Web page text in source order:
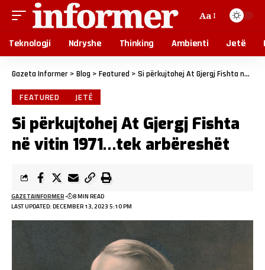
Aa
Teknologji Ndryshe Thinking Ambienti Jetë
Gazeta Informer > Blog > Featured > Si përkujtohej At Gjergj Fishta në vitin 1971…tek arbëreshët
FEATURED JETË
Si përkujtohej At Gjergj Fishta
në vitin 1971…tek arbëreshët
LAST UPDATED: DECEMBER 13, 2023 5:10 PM
GAZETAINFORMER 8 MIN READ